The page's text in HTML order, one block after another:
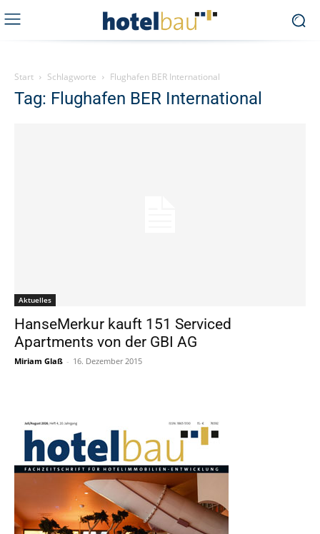
Start Schlagworte Flughafen BER International
Tag: Flughafen BER International
Aktuelles
HanseMerkur kauft 151 Serviced
Apartments von der GBI AG
Miriam Glaß - 16. Dezember 2015